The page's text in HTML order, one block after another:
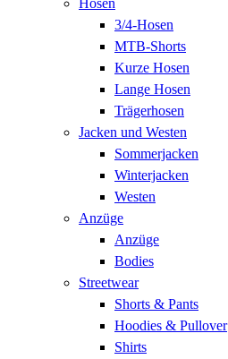
3/4-Hosen
MTB-Shorts
Kurze Hosen
Lange Hosen
Trägerhosen
Jacken und Westen
Sommerjacken
Winterjacken
Westen
Anzüge
Anzüge
Bodies
Streetwear
Shorts & Pants
Hoodies & Pullover
Shirts